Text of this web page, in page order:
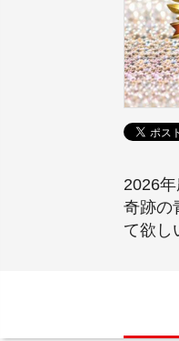
2026
奇跡の
て欲し